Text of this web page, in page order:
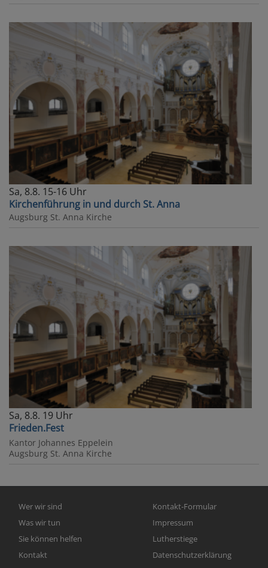
Sa, 8.8. 15-16 Uhr
Kirchenführung in und durch St. Anna
Augsburg St. Anna Kirche
Sa, 8.8. 19 Uhr
Frieden.Fest
Kantor Johannes Eppelein
Augsburg St. Anna Kirche
Hauptnavigation
Wer wir sind
Was wir tun
Sie können helfen
Kontakt
Fußbereichsmenü
Kontakt-Formular
Impressum
Lutherstiege
Datenschutzerklärung